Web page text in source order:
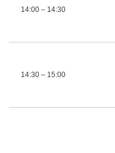
14:00 – 14:30
14:30 – 15:00